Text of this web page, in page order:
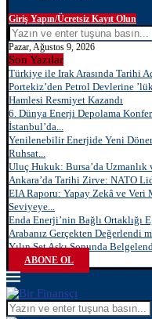
Giriş Yapın/Ücretsiz Kayıt Olun
Pazar, Ağustos 9, 2026
Son Yazılar
Türkiye ile Irak Arasında Tarihi
Portekiz’den Petrol Devlerine
Hamlesi Resmiyet Kazandı
6. Dünya Enerji Depolama
İstanbul’da...
Yenilenebilir Enerjide Yeni
Ruhsat...
Uluç Hukuk: Bursa’da Uzmanlık
Ankara’da Tarihi Zirve: NATO
EIA Raporu: Yapay Zekâ ve
Seviyeye...
Enda Enerji’nin Bağlı Ortaklığı
Arabanız Gerçekten Değerlendi
Yılın Set Aşkı Sonunda
ABONE OL